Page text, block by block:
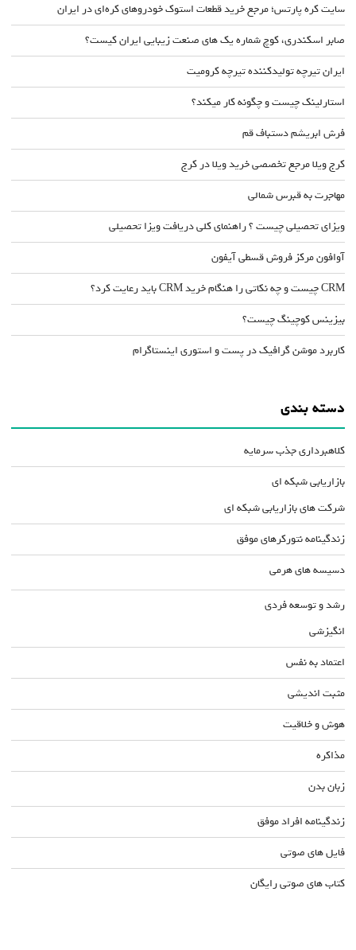
سایت کره پارتس؛ مرجع خرید قطعات استوک خودروهای کره‌ای در ایران
صابر اسکندری، کوچ شماره یک های صنعت زیبایی ایران کیست؟
ایران تیرچه تولیدکننده تیرچه کرومیت
استارلینک چیست و چگونه کار میکند؟
فرش ابریشم دستباف قم
کرج ویلا مرجع تخصصی خرید ویلا در کرج
مهاجرت به قبرس شمالی
ویزای تحصیلی چیست ؟ راهنمای کلی دریافت ویزا تحصیلی
آوافون مرکز فروش قسطی آیفون
CRM چیست و چه نکاتی را هنگام خرید CRM باید رعایت کرد؟
بیزینس کوچینگ چیست؟
کاربرد موشن گرافیک در پست و استوری اینستاگرام
دسته بندی
کلاهبرداری جذب سرمایه
بازاریابی شبکه ای
شرکت های بازاریابی شبکه ای
زندگینامه نتورکرهای موفق
دسیسه های هرمی
رشد و توسعه فردی
انگیزشی
اعتماد به نفس
مثبت اندیشی
هوش و خلاقیت
مذاکره
زبان بدن
زندگینامه افراد موفق
فایل های صوتی
کتاب های صوتی رایگان